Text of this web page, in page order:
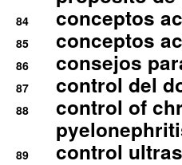
84 conceptos
85 conceptos
86 consejos
87 control del
88
control of
89
control